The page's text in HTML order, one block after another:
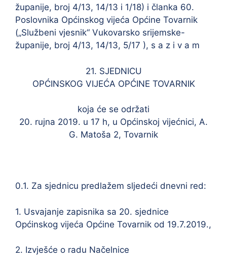
županije, broj 4/13, 14/13 i 1/18) i članka 60.
Poslovnika Općinskog vijeća Općine Tovarnik
(„Službeni vjesnik“ Vukovarsko srijemske-
županije, broj 4/13, 14/13, 5/17 ), s a z i v a m
21. SJEDNICU
OPĆINSKOG VIJEĆA OPĆINE TOVARNIK
koja će se održati
20. rujna 2019. u 17 h, u Općinskoj vijećnici, A.
G. Matoša 2, Tovarnik
0.1. Za sjednicu predlažem sljedeći dnevni red:
1. Usvajanje zapisnika sa 20. sjednice
Općinskog vijeća Općine Tovarnik od 19.7.2019.,
2. Izvješće o radu Načelnice